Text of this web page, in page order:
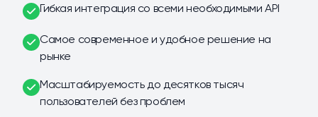
Гибкая интеграция со всеми необходимыми API
Самое современное и удобное решение на
рынке
Масштабируемость до десятков тысяч
пользователей без проблем